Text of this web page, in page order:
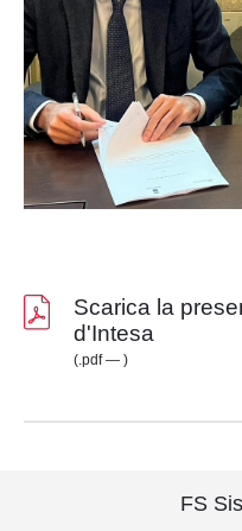
Scarica la
d'Intesa
(.pdf — )
FS